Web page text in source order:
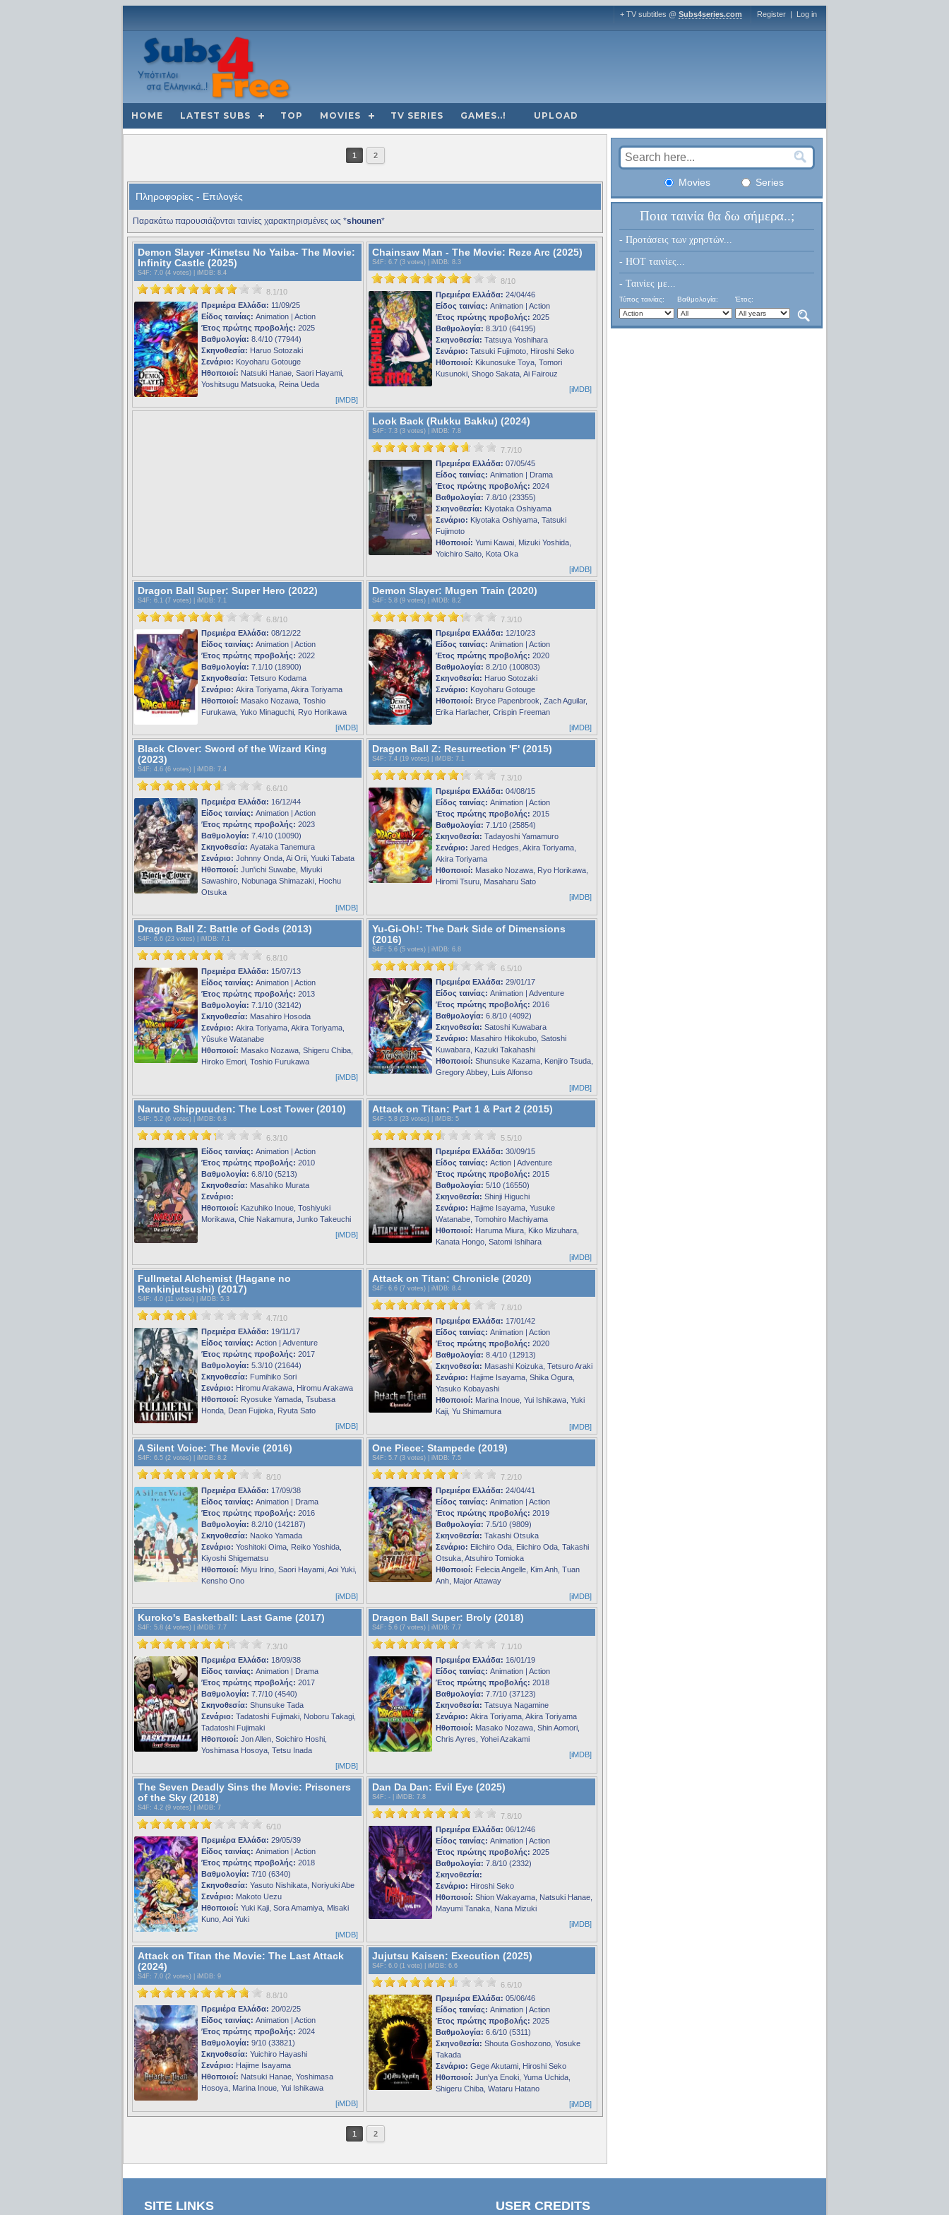
+ TV subtitles @ Subs4series.com Register | Log in
HOME LATEST SUBS TOP MOVIES TV SERIES GAMES..! UPLOAD
1 2
Πληροφορίες - Επιλογές
Παρακάτω παρουσιάζονται ταινίες χαρακτηρισμένες ως *shounen*
Demon Slayer -Kimetsu No Yaiba- The Movie:
Infinity Castle (2025)
S4F : 7.0 (4 votes) | iMDB: 8.4
8.1/10
Πρεμιέρα Ελλάδα: 11/09/25
Είδος ταινίας: Animation | Action
Έτος πρώτης προβολής: 2025
Βαθμολογία: 8.4/10 (77944)
Σκηνοθεσία: Haruo Sotozaki
Σενάριο: Koyoharu Gotouge
Ηθοποιοί: Natsuki Hanae, Saori Hayami,
Yoshitsugu Matsuoka, Reina Ueda
[iMDB]
Chainsaw Man - The Movie: Reze Arc (2025)
S4F : 6.7 (3 votes) | iMDB: 8.3
8/10
Πρεμιέρα Ελλάδα: 24/04/46
Είδος ταινίας: Animation | Action
Έτος πρώτης προβολής: 2025
Βαθμολογία: 8.3/10 (64195)
Σκηνοθεσία: Tatsuya Yoshihara
Σενάριο: Tatsuki Fujimoto, Hiroshi Seko
Ηθοποιοί: Kikunosuke Toya, Tomori
Kusunoki, Shogo Sakata, Ai Fairouz
[iMDB]
Look Back (Rukku Bakku) (2024)
S4F : 7.3 (3 votes) | iMDB: 7.8
7.7/10
Πρεμιέρα Ελλάδα: 07/05/45
Είδος ταινίας: Animation | Drama
Έτος πρώτης προβολής: 2024
Βαθμολογία: 7.8/10 (23355)
Σκηνοθεσία: Kiyotaka Oshiyama
Σενάριο: Kiyotaka Oshiyama, Tatsuki
Fujimoto
Ηθοποιοί: Yumi Kawai, Mizuki Yoshida,
Yoichiro Saito, Kota Oka
[iMDB]
Dragon Ball Super: Super Hero (2022)
S4F : 6.1 (7 votes) | iMDB: 7.1
6.8/10
Πρεμιέρα Ελλάδα: 08/12/22
Είδος ταινίας: Animation | Action
Έτος πρώτης προβολής: 2022
Βαθμολογία: 7.1/10 (18900)
Σκηνοθεσία: Tetsuro Kodama
Σενάριο: Akira Toriyama, Akira Toriyama
Ηθοποιοί: Masako Nozawa, Toshio
Furukawa, Yuko Minaguchi, Ryo Horikawa
[iMDB]
Demon Slayer: Mugen Train (2020)
S4F : 5.8 (9 votes) | iMDB: 8.2
7.3/10
Πρεμιέρα Ελλάδα: 12/10/23
Είδος ταινίας: Animation | Action
Έτος πρώτης προβολής: 2020
Βαθμολογία: 8.2/10 (100803)
Σκηνοθεσία: Haruo Sotozaki
Σενάριο: Koyoharu Gotouge
Ηθοποιοί: Bryce Papenbrook, Zach Aguilar,
Erika Harlacher, Crispin Freeman
[iMDB]
Black Clover: Sword of the Wizard King
(2023)
S4F : 4.6 (6 votes) | iMDB: 7.4
6.6/10
Πρεμιέρα Ελλάδα: 16/12/44
Είδος ταινίας: Animation | Action
Έτος πρώτης προβολής: 2023
Βαθμολογία: 7.4/10 (10090)
Σκηνοθεσία: Ayataka Tanemura
Σενάριο: Johnny Onda, Ai Orii, Yuuki Tabata
Ηθοποιοί: Jun'ichi Suwabe, Miyuki
Sawashiro, Nobunaga Shimazaki, Hochu
Otsuka
[iMDB]
Dragon Ball Z: Resurrection 'F' (2015)
S4F : 7.4 (19 votes) | iMDB: 7.1
7.3/10
Πρεμιέρα Ελλάδα: 04/08/15
Είδος ταινίας: Animation | Action
Έτος πρώτης προβολής: 2015
Βαθμολογία: 7.1/10 (25854)
Σκηνοθεσία: Tadayoshi Yamamuro
Σενάριο: Jared Hedges, Akira Toriyama,
Akira Toriyama
Ηθοποιοί: Masako Nozawa, Ryo Horikawa,
Hiromi Tsuru, Masaharu Sato
[iMDB]
Dragon Ball Z: Battle of Gods (2013)
S4F : 6.6 (23 votes) | iMDB: 7.1
6.8/10
Πρεμιέρα Ελλάδα: 15/07/13
Είδος ταινίας: Animation | Action
Έτος πρώτης προβολής: 2013
Βαθμολογία: 7.1/10 (32142)
Σκηνοθεσία: Masahiro Hosoda
Σενάριο: Akira Toriyama, Akira Toriyama,
Yûsuke Watanabe
Ηθοποιοί: Masako Nozawa, Shigeru Chiba,
Hiroko Emori, Toshio Furukawa
[iMDB]
Yu-Gi-Oh!: The Dark Side of Dimensions
(2016)
S4F : 5.6 (5 votes) | iMDB: 6.8
6.5/10
Πρεμιέρα Ελλάδα: 29/01/17
Είδος ταινίας: Animation | Adventure
Έτος πρώτης προβολής: 2016
Βαθμολογία: 6.8/10 (4092)
Σκηνοθεσία: Satoshi Kuwabara
Σενάριο: Masahiro Hikokubo, Satoshi
Kuwabara, Kazuki Takahashi
Ηθοποιοί: Shunsuke Kazama, Kenjiro Tsuda,
Gregory Abbey, Luis Alfonso
[iMDB]
Naruto Shippuuden: The Lost Tower (2010)
S4F : 5.2 (6 votes) | iMDB: 6.8
6.3/10
Είδος ταινίας: Animation | Action
Έτος πρώτης προβολής: 2010
Βαθμολογία: 6.8/10 (5213)
Σκηνοθεσία: Masahiko Murata
Σενάριο:
Ηθοποιοί: Kazuhiko Inoue, Toshiyuki
Morikawa, Chie Nakamura, Junko Takeuchi
[iMDB]
Attack on Titan: Part 1 & Part 2 (2015)
S4F : 5.8 (23 votes) | iMDB: 5
5.5/10
Πρεμιέρα Ελλάδα: 30/09/15
Είδος ταινίας: Action | Adventure
Έτος πρώτης προβολής: 2015
Βαθμολογία: 5/10 (16550)
Σκηνοθεσία: Shinji Higuchi
Σενάριο: Hajime Isayama, Yusuke
Watanabe, Tomohiro Machiyama
Ηθοποιοί: Haruma Miura, Kiko Mizuhara,
Kanata Hongo, Satomi Ishihara
[iMDB]
Fullmetal Alchemist (Hagane no
Renkinjutsushi) (2017)
S4F : 4.0 (11 votes) | iMDB: 5.3
4.7/10
Πρεμιέρα Ελλάδα: 19/11/17
Είδος ταινίας: Action | Adventure
Έτος πρώτης προβολής: 2017
Βαθμολογία: 5.3/10 (21644)
Σκηνοθεσία: Fumihiko Sori
Σενάριο: Hiromu Arakawa, Hiromu Arakawa
Ηθοποιοί: Ryosuke Yamada, Tsubasa
Honda, Dean Fujioka, Ryuta Sato
[iMDB]
Attack on Titan: Chronicle (2020)
S4F : 6.6 (7 votes) | iMDB: 8.4
7.8/10
Πρεμιέρα Ελλάδα: 17/01/42
Είδος ταινίας: Animation | Action
Έτος πρώτης προβολής: 2020
Βαθμολογία: 8.4/10 (12913)
Σκηνοθεσία: Masashi Koizuka, Tetsuro Araki
Σενάριο: Hajime Isayama, Shika Ogura,
Yasuko Kobayashi
Ηθοποιοί: Marina Inoue, Yui Ishikawa, Yuki
Kaji, Yu Shimamura
[iMDB]
A Silent Voice: The Movie (2016)
S4F : 6.5 (2 votes) | iMDB: 8.2
8/10
Πρεμιέρα Ελλάδα: 17/09/38
Είδος ταινίας: Animation | Drama
Έτος πρώτης προβολής: 2016
Βαθμολογία: 8.2/10 (142187)
Σκηνοθεσία: Naoko Yamada
Σενάριο: Yoshitoki Oima, Reiko Yoshida,
Kiyoshi Shigematsu
Ηθοποιοί: Miyu Irino, Saori Hayami, Aoi Yuki,
Kensho Ono
[iMDB]
One Piece: Stampede (2019)
S4F : 5.7 (3 votes) | iMDB: 7.5
7.2/10
Πρεμιέρα Ελλάδα: 24/04/41
Είδος ταινίας: Animation | Action
Έτος πρώτης προβολής: 2019
Βαθμολογία: 7.5/10 (9809)
Σκηνοθεσία: Takashi Otsuka
Σενάριο: Eiichiro Oda, Eiichiro Oda, Takashi
Otsuka, Atsuhiro Tomioka
Ηθοποιοί: Felecia Angelle, Kim Anh, Tuan
Anh, Major Attaway
[iMDB]
Kuroko's Basketball: Last Game (2017)
S4F : 5.8 (4 votes) | iMDB: 7.7
7.3/10
Πρεμιέρα Ελλάδα: 18/09/38
Είδος ταινίας: Animation | Drama
Έτος πρώτης προβολής: 2017
Βαθμολογία: 7.7/10 (4540)
Σκηνοθεσία: Shunsuke Tada
Σενάριο: Tadatoshi Fujimaki, Noboru Takagi,
Tadatoshi Fujimaki
Ηθοποιοί: Jon Allen, Soichiro Hoshi,
Yoshimasa Hosoya, Tetsu Inada
[iMDB]
Dragon Ball Super: Broly (2018)
S4F : 5.6 (7 votes) | iMDB: 7.7
7.1/10
Πρεμιέρα Ελλάδα: 16/01/19
Είδος ταινίας: Animation | Action
Έτος πρώτης προβολής: 2018
Βαθμολογία: 7.7/10 (37123)
Σκηνοθεσία: Tatsuya Nagamine
Σενάριο: Akira Toriyama, Akira Toriyama
Ηθοποιοί: Masako Nozawa, Shin Aomori,
Chris Ayres, Yohei Azakami
[iMDB]
The Seven Deadly Sins the Movie: Prisoners
of the Sky (2018)
S4F : 4.2 (9 votes) | iMDB: 7
6/10
Πρεμιέρα Ελλάδα: 29/05/39
Είδος ταινίας: Animation | Action
Έτος πρώτης προβολής: 2018
Βαθμολογία: 7/10 (6340)
Σκηνοθεσία: Yasuto Nishikata, Noriyuki Abe
Σενάριο: Makoto Uezu
Ηθοποιοί: Yuki Kaji, Sora Amamiya, Misaki
Kuno, Aoi Yuki
[iMDB]
Dan Da Dan: Evil Eye (2025)
S4F : - | iMDB: 7.8
7.8/10
Πρεμιέρα Ελλάδα: 06/12/46
Είδος ταινίας: Animation | Action
Έτος πρώτης προβολής: 2025
Βαθμολογία: 7.8/10 (2332)
Σκηνοθεσία:
Σενάριο: Hiroshi Seko
Ηθοποιοί: Shion Wakayama, Natsuki Hanae,
Mayumi Tanaka, Nana Mizuki
[iMDB]
Attack on Titan the Movie: The Last Attack
(2024)
S4F : 7.0 (2 votes) | iMDB: 9
8.8/10
Πρεμιέρα Ελλάδα: 20/02/25
Είδος ταινίας: Animation | Action
Έτος πρώτης προβολής: 2024
Βαθμολογία: 9/10 (33821)
Σκηνοθεσία: Yuichiro Hayashi
Σενάριο: Hajime Isayama
Ηθοποιοί: Natsuki Hanae, Yoshimasa
Hosoya, Marina Inoue, Yui Ishikawa
[iMDB]
Jujutsu Kaisen: Execution (2025)
S4F : 6.0 (1 vote) | iMDB: 6.6
6.6/10
Πρεμιέρα Ελλάδα: 05/06/46
Είδος ταινίας: Animation | Action
Έτος πρώτης προβολής: 2025
Βαθμολογία: 6.6/10 (5311)
Σκηνοθεσία: Shouta Goshozono, Yosuke
Takada
Σενάριο: Gege Akutami, Hiroshi Seko
Ηθοποιοί: Jun'ya Enoki, Yuma Uchida,
Shigeru Chiba, Wataru Hatano
[iMDB]
1 2
Movies Series
Ποια ταινία θα δω σήμερα..;
- Προτάσεις των χρηστών...
- HOT ταινίες...
- Ταινίες με...
Τύπος ταινίας: Βαθμολογία: Έτος:
SITE LINKS USER CREDITS